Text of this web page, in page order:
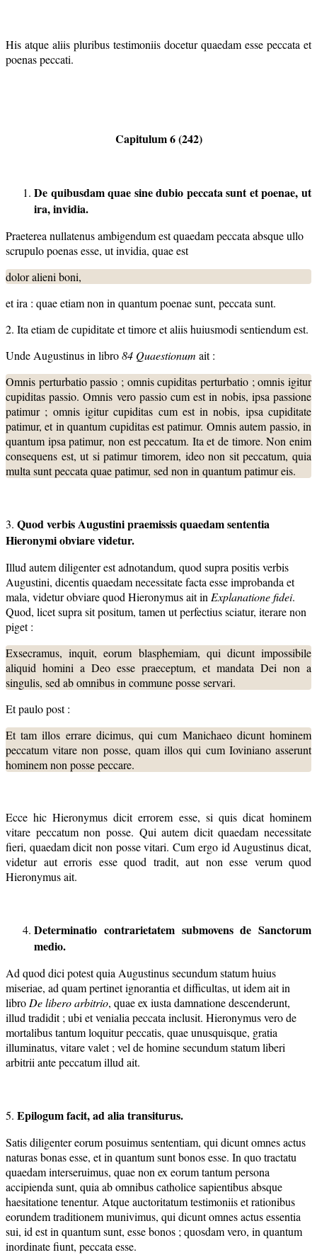
His atque aliis pluribus testimoniis docetur quaedam esse peccata et
poenas peccati.
Capitulum 6 (242)
De quibusdam quae sine dubio peccata sunt et poenae, ut
ira, invidia.
Praeterea nullatenus ambigendum est quaedam peccata absque ullo
scrupulo poenas esse, ut invidia, quae est
dolor alieni boni,
et ira : quae etiam non in quantum poenae sunt, peccata sunt.
2. Ita etiam de cupiditate et timore et aliis huiusmodi sentiendum est.
Unde Augustinus in libro84 Quaestionum ait :
Omnis perturbatio passio ; omnis cupiditas perturbatio ; omnis igitur
cupiditas passio. Omnis vero passio cum est in nobis, ipsa passione
patimur ; omnis igitur cupiditas cum est in nobis, ipsa cupiditate
patimur, et in quantum cupiditas est patimur. Omnis autem passio, in
quantum ipsa patimur, non est peccatum. Ita et de timore. Non enim
consequens est, ut si patimur timorem, ideo non sit peccatum, quia
multa sunt peccata quae patimur, sed non in quantum patimur eis.
3. Quod verbis Augustini praemissis quaedam sententia
Hieronymi obviare videtur.
Illud autem diligenter est adnotandum, quod supra positis verbis
Augustini, dicentis quaedam necessitate facta esse improbanda et
mala, videtur obviare quod Hieronymus ait in Explanatione fidei.
Quod, licet supra sit positum, tamen ut perfectius sciatur, iterare non
piget :
Exsecramus, inquit, eorum blasphemiam, qui dicunt impossibile
aliquid homini a Deo esse praeceptum, et mandata Dei non a
singulis, sed ab omnibus in commune posse servari.
Et paulo post :
Et tam illos errare dicimus, qui cum Manichaeo dicunt hominem
peccatum vitare non posse, quam illos qui cum Ioviniano asserunt
hominem non posse peccare.
Ecce hic Hieronymus dicit errorem esse, si quis dicat hominem
vitare peccatum non posse. Qui autem dicit quaedam necessitate
fieri, quaedam dicit non posse vitari. Cum ergo id Augustinus dicat,
videtur aut erroris esse quod tradit, aut non esse verum quod
Hieronymus ait.
Determinatio contrarietatem submovens de Sanctorum
medio.
Ad quod dici potest quia Augustinus secundum statum huius
miseriae, ad quam pertinet ignorantia et difficultas, ut idem ait in
libro De libero arbitrio, quae ex iusta damnatione descenderunt,
illud tradidit ; ubi et venialia peccata inclusit. Hieronymus vero de
mortalibus tantum loquitur peccatis, quae unusquisque, gratia
illuminatus, vitare valet ; vel de homine secundum statum liberi
arbitrii ante peccatum illud ait.
5. Epilogum facit, ad alia transiturus.
Satis diligenter eorum posuimus sententiam, qui dicunt omnes actus
naturas bonas esse, et in quantum sunt bonos esse. In quo tractatu
quaedam interseruimus, quae non ex eorum tantum persona
accipienda sunt, quia ab omnibus catholice sapientibus absque
haesitatione tenentur. Atque auctoritatum testimoniis et rationibus
eorundem traditionem munivimus, qui dicunt omnes actus essentia
sui, id est in quantum sunt, esse bonos ; quosdam vero, in quantum
inordinate fiunt, peccata esse.